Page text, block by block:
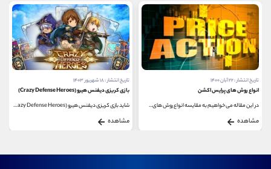
تاریخ انتشار : ۲۲ آبان ۱۴۰۰
انواع روش های پرایس اکشن
در این مقاله می خواهیم به مقایسه انواع روش های...
مشاهده
تاریخ انتشار : ۱۸ شهریور ۱۴۰۳
بازی کریزی دیفنس هیرو (Crazy Defense Heroes)
شاید بازی کریزی دیفنس هیرو (Crazy Defense Heroes)شبیه...
مشاهده